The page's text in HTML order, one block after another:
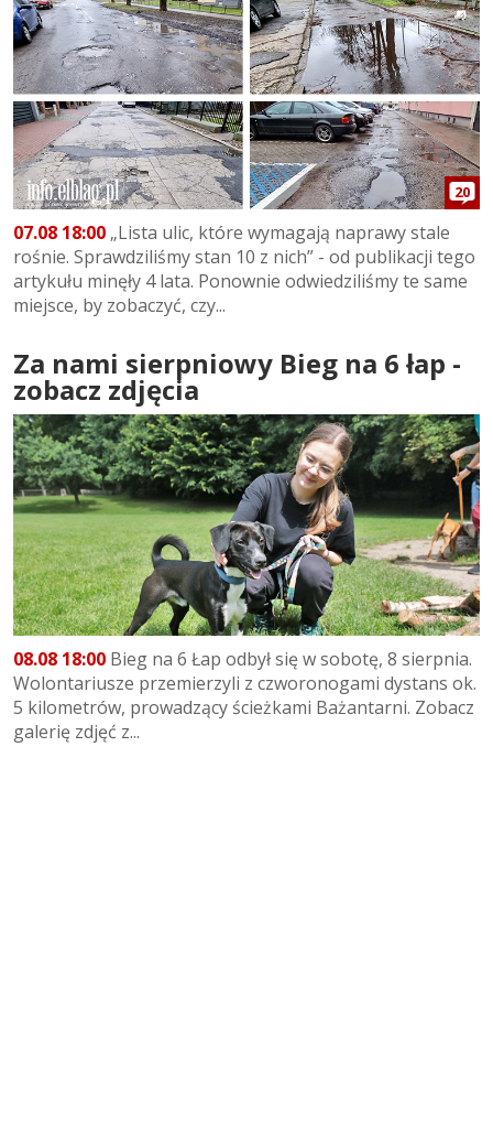
20
07.08 18:00 „Lista ulic, które wymagają naprawy stale
rośnie. Sprawdziliśmy stan 10 z nich” - od publikacji tego
artykułu minęły 4 lata. Ponownie odwiedziliśmy te same
miejsce, by zobaczyć, czy...
Za nami sierpniowy Bieg na 6 łap -
zobacz zdjęcia
08.08 18:00 Bieg na 6 Łap odbył się w sobotę, 8 sierpnia.
Wolontariusze przemierzyli z czworonogami dystans ok.
5 kilometrów, prowadzący ścieżkami Bażantarni. Zobacz
galerię zdjęć z...